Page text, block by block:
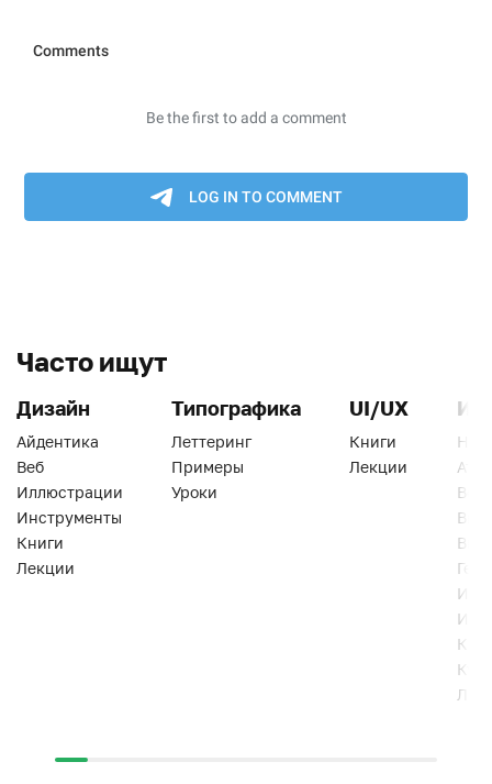
Часто ищут
Дизайн
Айдентика
Веб
Иллюстрации
Инструменты
Книги
Лекции
Типографика
Леттеринг
Примеры
Уроки
UI/UX
Книги
Лекции
Веб